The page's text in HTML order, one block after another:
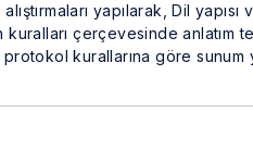
yapılarak, Dil
çerçevesinde anlatım
kurallarına göre sunum